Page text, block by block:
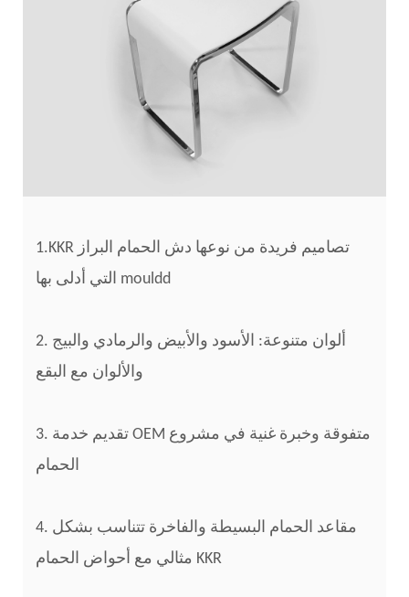
1.KKR تصاميم فريدة من نوعها دش الحمام البراز
التي أدلى بها mouldd
2. ألوان متنوعة: الأسود والأبيض والرمادي والبيج
والألوان مع البقع
3. تقديم خدمة OEM متفوقة وخبرة غنية في مشروع
الحمام
4. مقاعد الحمام البسيطة والفاخرة تتناسب بشكل
مثالي مع أحواض الحمام KKR